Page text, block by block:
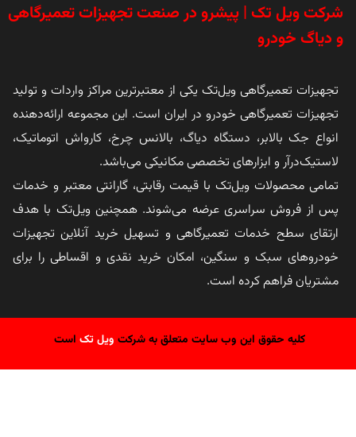
شرکت ویل تک | پیشرو در صنعت تجهیزات تعمیرگاهی
و دیاگ خودرو
تجهیزات تعمیرگاهی ویل‌تک یکی از معتبرترین مراکز واردات و تولید
تجهیزات تعمیرگاهی خودرو در ایران است. این مجموعه ارائه‌دهنده
انواع جک بالابر، دستگاه دیاگ، بالانس چرخ، کارواش اتوماتیک،
لاستیک‌درآر و ابزارهای تخصصی مکانیکی می‌باشد.
تمامی محصولات ویل‌تک با قیمت رقابتی، گارانتی معتبر و خدمات
پس از فروش سراسری عرضه می‌شوند. همچنین ویل‌تک با هدف
ارتقای سطح خدمات تعمیرگاهی و تسهیل خرید آنلاین تجهیزات
خودروهای سبک و سنگین، امکان خرید نقدی و اقساطی را برای
مشتریان فراهم کرده است.
کلیه حقوق این وب سایت متعلق به شرکت ویل تک است